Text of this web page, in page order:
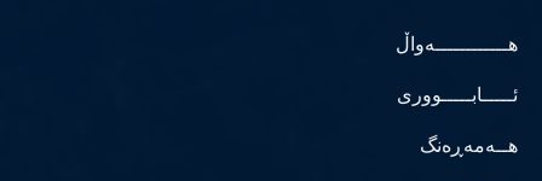
هــــــــــــەواڵ
ئـــــابـــــووری
هــەمەڕەنگ